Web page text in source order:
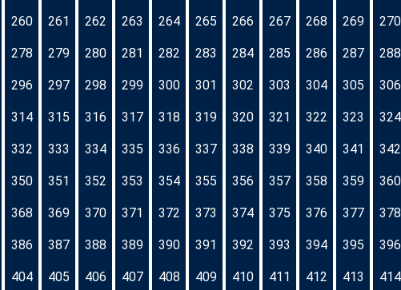
260 261 262 263 264 265 266 267 268 269 270
278 279 280 281 282 283 284 285 286 287 288
296 297 298 299 300 301 302 303 304 305 306
314 315 316 317 318 319 320 321 322 323 324
332 333 334 335 336 337 338 339 340 341 342
350 351 352 353 354 355 356 357 358 359 360
368 369 370 371 372 373 374 375 376 377 378
386 387 388 389 390 391 392 393 394 395 396
404 405 406 407 408 409 410 411 412 413 414